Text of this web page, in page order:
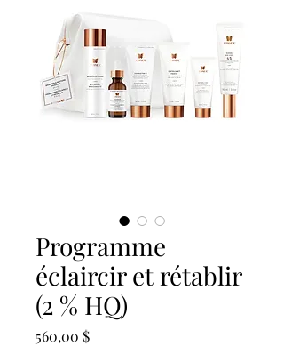
Programme
éclaircir et rétablir
(2 % HQ)
560,00 $Prix